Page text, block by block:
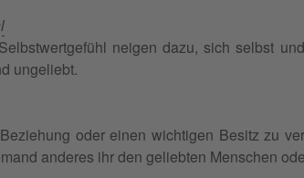
neigen dazu, sich selbst
ungeliebt.
oder einen wichtigen Besitz zu
anderes ihr den geliebten Menschen